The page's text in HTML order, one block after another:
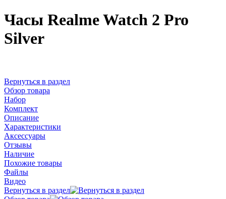
Часы Realme Watch 2 Pro
Silver
Вернуться в раздел
Обзор товара
Набор
Комплект
Описание
Характеристики
Аксессуары
Отзывы
Наличие
Похожие товары
Файлы
Видео
Вернуться в раздел